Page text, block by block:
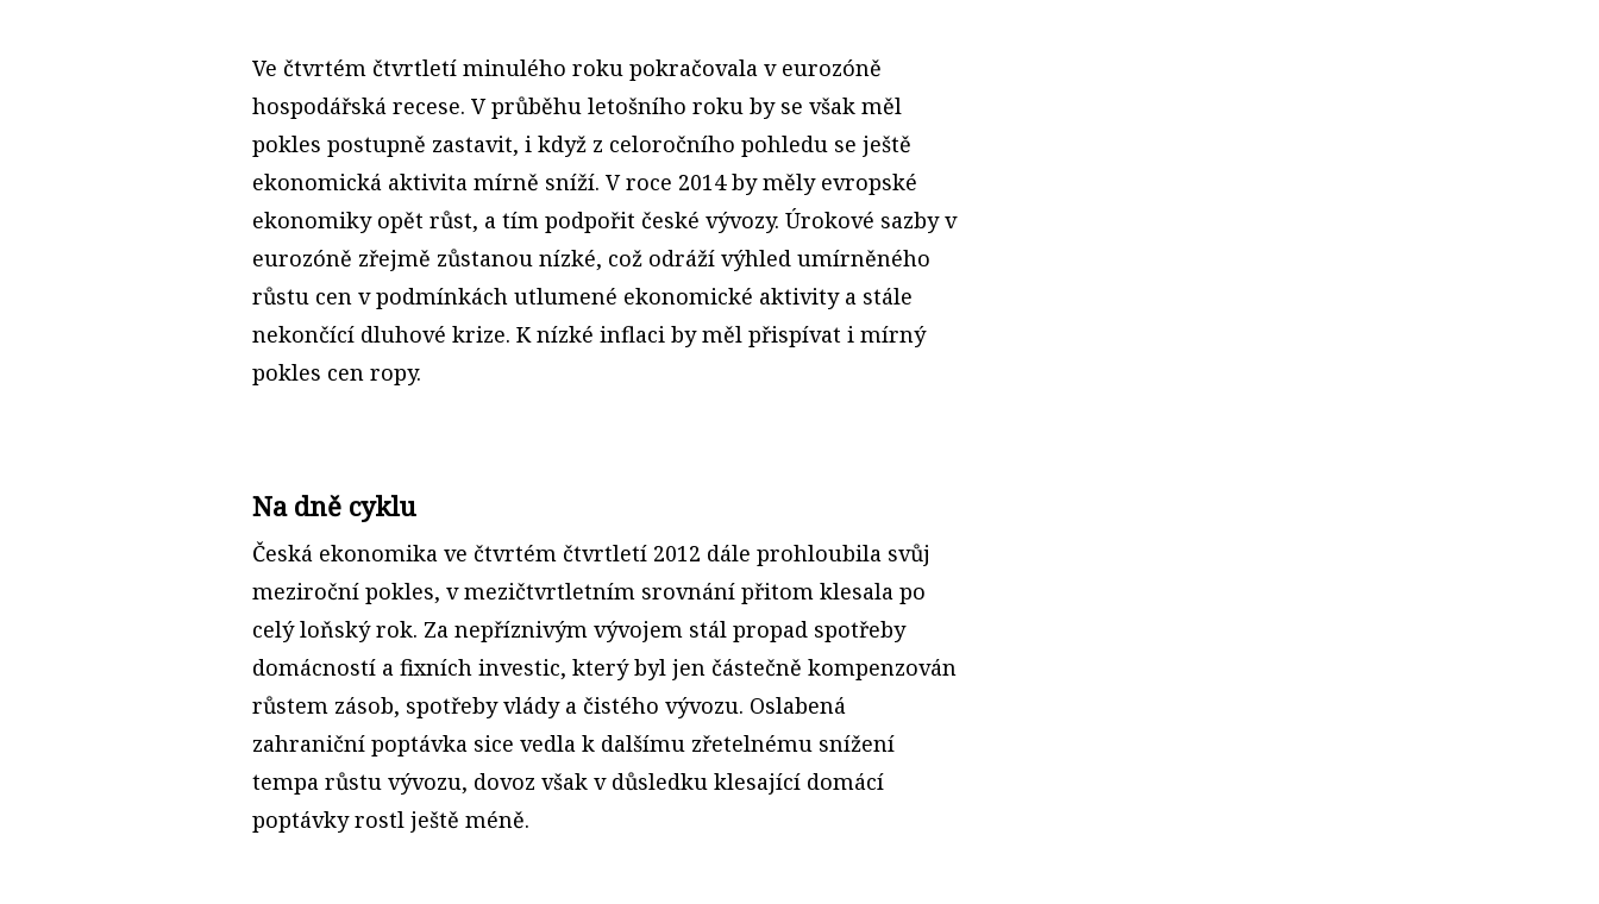
Ve čtvrtém čtvrtletí minulého roku pokračovala v eurozóně
hospodářská recese. V průběhu letošního roku by se však měl
pokles postupně zastavit, i když z celoročního pohledu se ještě
ekonomická aktivita mírně sníží. V roce 2014 by měly evropské
ekonomiky opět růst, a tím podpořit české vývozy. Úrokové sazby v
eurozóně zřejmě zůstanou nízké, což odráží výhled umírněného
růstu cen v podmínkách utlumené ekonomické aktivity a stále
nekončící dluhové krize. K nízké inflaci by měl přispívat i mírný
pokles cen ropy.
Na dně cyklu
Česká ekonomika ve čtvrtém čtvrtletí 2012 dále prohloubila svůj
meziroční pokles, v mezičtvrtletním srovnání přitom klesala po
celý loňský rok. Za nepříznivým vývojem stál propad spotřeby
domácností a fixních investic, který byl jen částečně kompenzován
růstem zásob, spotřeby vlády a čistého vývozu. Oslabená
zahraniční poptávka sice vedla k dalšímu zřetelnému snížení
tempa růstu vývozu, dovoz však v důsledku klesající domácí
poptávky rostl ještě méně.